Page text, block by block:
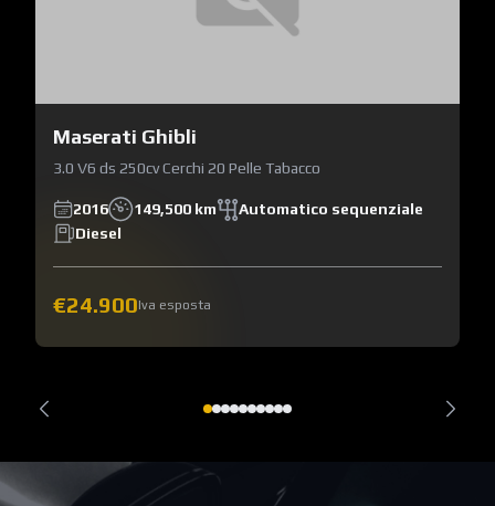
Maserati Ghibli
3.0 V6 ds 250cv Cerchi 20 Pelle Tabacco
2016 149,500 km
Automatico sequenziale
Diesel
€24.900Iva esposta